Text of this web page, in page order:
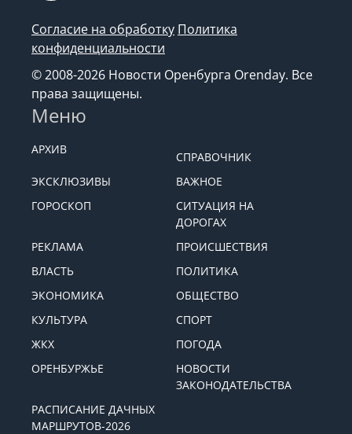
Согласие на обработку Политика
конфиденциальности
© 2008-2026 Новости Оренбурга Orenday. Все
права защищены.
Меню
АРХИВ
СПРАВОЧНИК
ЭКСКЛЮЗИВЫ
ВАЖНОЕ
ГОРОСКОП
СИТУАЦИЯ НА
ДОРОГАХ
РЕКЛАМА
ПРОИСШЕСТВИЯ
ВЛАСТЬ
ПОЛИТИКА
ЭКОНОМИКА
ОБЩЕСТВО
КУЛЬТУРА
СПОРТ
ЖКХ
ПОГОДА
ОРЕНБУРЖЬЕ
НОВОСТИ
ЗАКОНОДАТЕЛЬСТВА
РАСПИСАНИЕ ДАЧНЫХ
МАРШРУТОВ-2026